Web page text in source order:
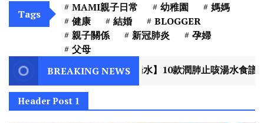
Tags
MAMI親子日常
幼稚園
媽媽
健康
結婚
BLOGGER
親子關係
新冠肺炎
孕婦
父母
BREAKING NEWS
滋潤湯水】10款潤肺止咳湯水食譜推介 改善及預防咳嗽+提
Header Post 1